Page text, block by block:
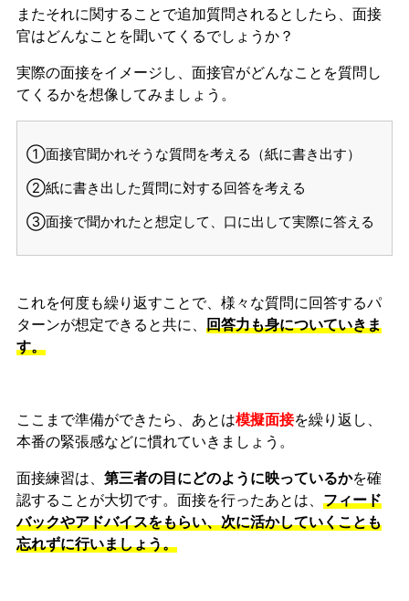
またそれに関することで追加質問されるとしたら、面接
官はどんなことを聞いてくるでしょうか？
実際の面接をイメージし、面接官がどんなことを質問し
てくるかを想像してみましょう。
①面接官聞かれそうな質問を考える（紙に書き出す）
②紙に書き出した質問に対する回答を考える
③面接で聞かれたと想定して、口に出して実際に答える
これを何度も繰り返すことで、様々な質問に回答するパ
ターンが想定できると共に、 回答力も身についていきま
す。
ここまで準備ができたら、あとは模擬面接を繰り返し、
本番の緊張感などに慣れていきましょう。
面接練習は、 第三者の目にどのように映っているかを確
認することが大切です。面接を行ったあとは、 フィード
バックやアドバイスをもらい、次に活かしていくことも
忘れずに行いましょう。